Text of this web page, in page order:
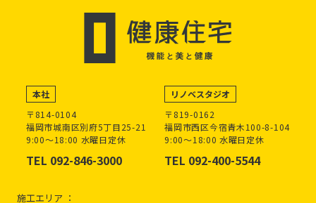
本社
〒814-0104
福岡市城南区別府5丁目25-21
9:00～18:00 水曜日定休
TEL 092-846-3000
リノベスタジオ
〒819-0162
福岡市西区今宿青木100-8-104
9:00～18:00 水曜日定休
TEL 092-400-5544
施工エリア ：